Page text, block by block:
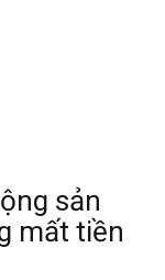
sản
mất tiền